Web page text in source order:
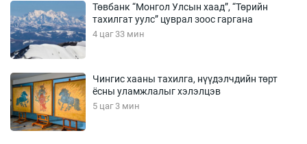
Төвбанк “Монгол Улсын хаад”, “Төрийн
тахилгат уулс” цуврал зоос гаргана
4 цаг 33 мин
Чингис хааны тахилга, нүүдэлчдийн төрт
ёсны уламжлалыг хэлэлцэв
5 цаг 3 мин